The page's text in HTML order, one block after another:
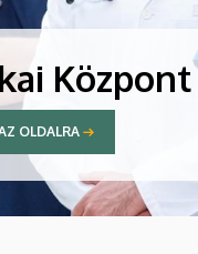
Központ
OLDALRA